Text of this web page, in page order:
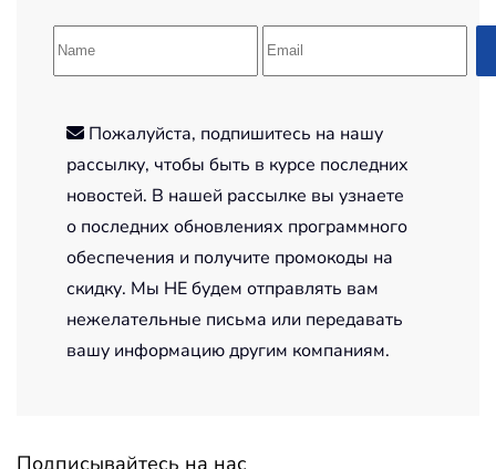
Пожалуйста, подпишитесь на нашу
рассылку, чтобы быть в курсе последних
новостей. В нашей рассылке вы узнаете
о последних обновлениях программного
обеспечения и получите промокоды на
скидку. Мы НЕ будем отправлять вам
нежелательные письма или передавать
вашу информацию другим компаниям.
Подписывайтесь на нас